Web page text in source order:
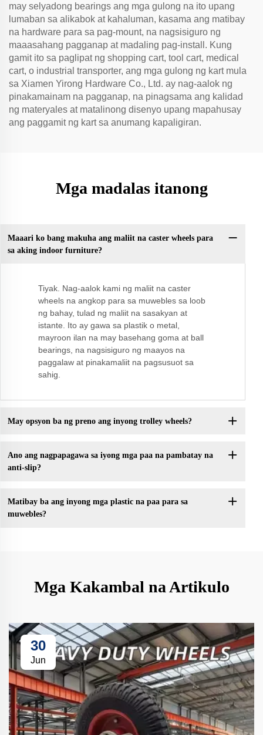
may selyadong bearings ang mga gulong na ito upang
lumaban sa alikabok at kahaluman, kasama ang matibay
na hardware para sa pag-mount, na nagsisiguro ng
maaasahang pagganap at madaling pag-install. Kung
gamit ito sa paglipat ng shopping cart, tool cart, medical
cart, o industrial transporter, ang mga gulong ng kart mula
sa Xiamen Yirong Hardware Co., Ltd. ay nag-aalok ng
pinakamainam na pagganap, na pinagsama ang kalidad
ng materyales at matalinong disenyo upang mapahusay
ang paggamit ng kart sa anumang kapaligiran.
Mga madalas itanong
Maaari ko bang makuha ang maliit na caster wheels para
sa aking indoor furniture?
Tiyak. Nag-aalok kami ng maliit na caster
wheels na angkop para sa muwebles sa loob
ng bahay, tulad ng maliit na sasakyan at
istante. Ito ay gawa sa plastik o metal,
mayroon ilan na may basehang goma at ball
bearings, na nagsisiguro ng maayos na
paggalaw at pinakamaliit na pagsusuot sa
sahig.
May opsyon ba ng preno ang inyong trolley wheels?
Ano ang nagpapagawa sa iyong mga paa na pambatay na
anti-slip?
Matibay ba ang inyong mga plastic na paa para sa
muwebles?
Mga Kakambal na Artikulo
30
Jun